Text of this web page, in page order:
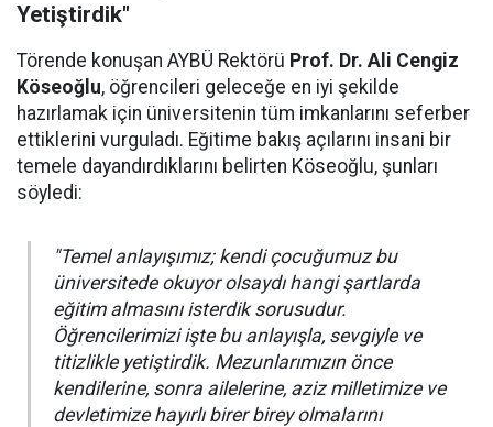
Yetiştirdik"
Törende konuşan AYBÜ Rektörü Prof. Dr. Ali Cengiz
Köseoğlu, öğrencileri geleceğe en iyi şekilde
hazırlamak için üniversitenin tüm imkanlarını seferber
ettiklerini vurguladı. Eğitime bakış açılarını insani bir
temele dayandırdıklarını belirten Köseoğlu, şunları
söyledi:
"Temel anlayışımız; kendi çocuğumuz bu
üniversitede okuyor olsaydı hangi şartlarda
eğitim almasını isterdik sorusudur.
Öğrencilerimizi işte bu anlayışla, sevgiyle ve
titizlikle yetiştirdik. Mezunlarımızın önce
kendilerine, sonra ailelerine, aziz milletimize ve
devletimize hayırlı birer birey olmalarını